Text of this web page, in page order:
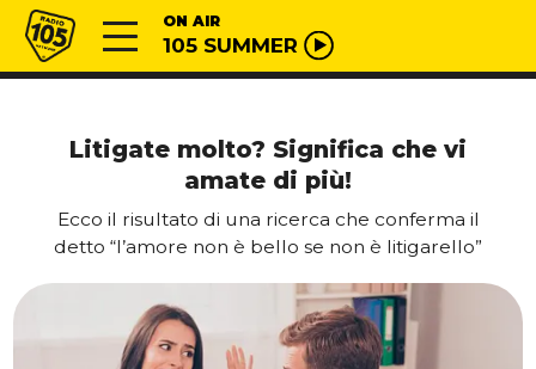
Vai al contenuto
Radio 105 ON AIR
105 SUMMER
Litigate molto? Significa che vi
amate di più!
Ecco il risultato di una ricerca che conferma il
detto “l’amore non è bello se non è litigarello”